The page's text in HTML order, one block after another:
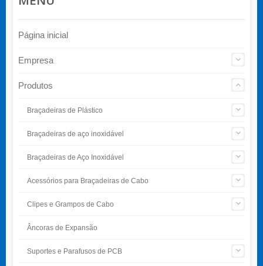
Página inicial
Empresa
Produtos
Braçadeiras de Plástico
Braçadeiras de aço inoxidável
Braçadeiras de Aço Inoxidável
Acessórios para Braçadeiras de Cabo
Clipes e Grampos de Cabo
Âncoras de Expansão
Suportes e Parafusos de PCB